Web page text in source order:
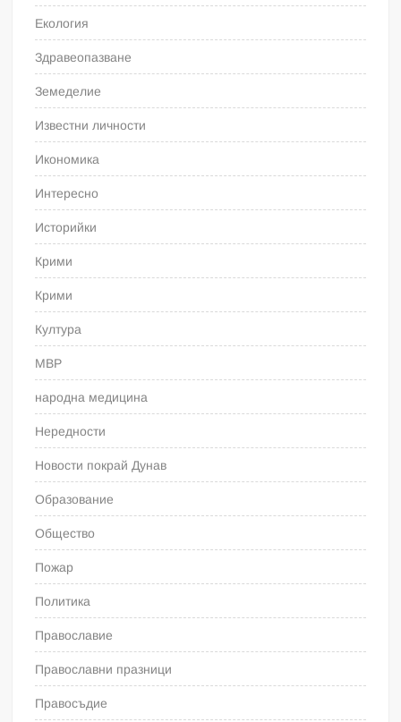
Екология
Здравеопазване
Земеделие
Известни личности
Икономика
Интересно
Историйки
Крими
Крими
Култура
МВР
народна медицина
Нередности
Новости покрай Дунав
Образование
Общество
Пожар
Политика
Православие
Православни празници
Правосъдие